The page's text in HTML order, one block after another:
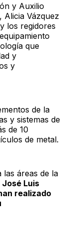
y Auxilio
Alicia Vázquez
los regidores
que
y
y
de la
y sistemas de
de 10
de metal.
las áreas de la
Luis
realizado